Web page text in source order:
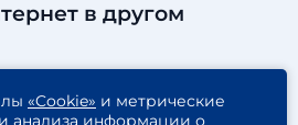
в другом
Курчанская
«Cookie» и метрические
анализа информации о